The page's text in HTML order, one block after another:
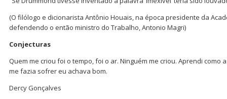
(O filólogo e dicionarista Antônio Houais, na época presidente da
defendendo o então ministro do Trabalho, Antonio Magri)
Conjecturas
Quem me criou foi o tempo, foi o ar. Ninguém me criou. Aprendi como
me fazia sofrer eu achava bom.
Dercy Gonçalves